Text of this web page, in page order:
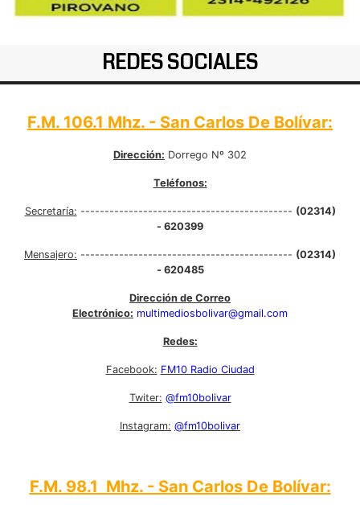
REDES SOCIALES
F.M. 106.1 Mhz. - San Carlos De Bolívar:
Dirección: Dorrego Nº 302
Teléfonos:
Secretaría: -------------------------------------------- (02314)
- 620399
Mensajero: -------------------------------------------- (02314)
- 620485
Dirección de Correo
Electrónico: multimediosbolivar@gmail.com
Redes:
Facebook: FM10 Radio Ciudad
Twiter: @fm10bolivar
Instagram: @fm10bolivar
F.M. 98.1 Mhz. - San Carlos De Bolívar: